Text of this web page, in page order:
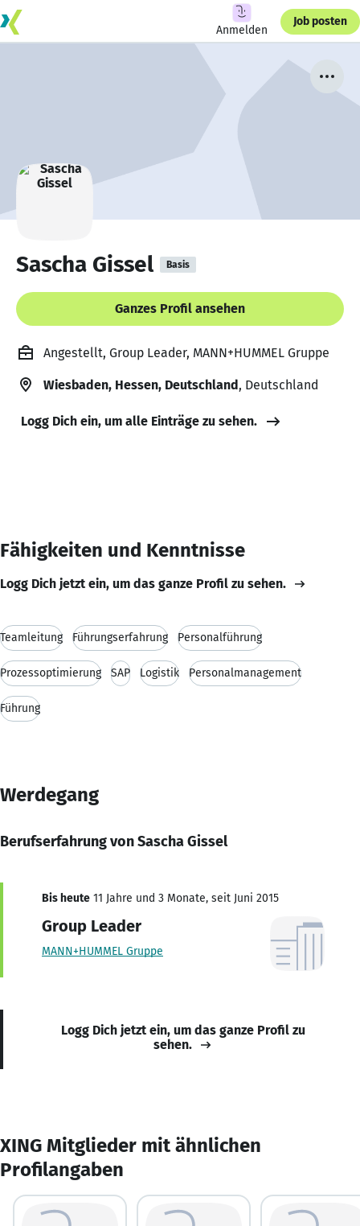
Anmelden
Job posten
Sascha Gissel Basis
Ganzes Profil ansehen
Angestellt, Group Leader, MANN+HUMMEL Gruppe
Wiesbaden, Hessen, Deutschland, Deutschland
Logg Dich ein, um alle Einträge zu sehen.
Fähigkeiten und Kenntnisse
Logg Dich jetzt ein, um das ganze Profil zu sehen.
Teamleitung Führungserfahrung Personalführung
Prozessoptimierung SAP Logistik Personalmanagement
Führung
Werdegang
Berufserfahrung von Sascha Gissel
Bis heute 11 Jahre und 3 Monate, seit Juni 2015
Group Leader
MANN+HUMMEL Gruppe
Logg Dich jetzt ein, um das ganze Profil zu
sehen.
XING Mitglieder mit ähnlichen
Profilangaben